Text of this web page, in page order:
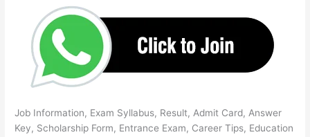
Job Information, Exam Syllabus, Result, Admit Card, Answer
Key, Scholarship Form, Entrance Exam, Career Tips, Education